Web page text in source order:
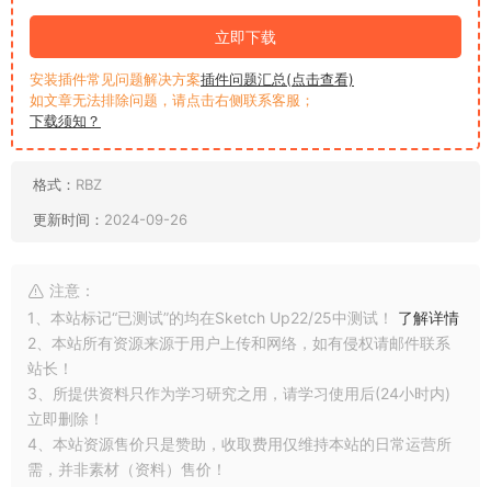
立即下载
安装插件常见问题解决方案插件问题汇总(点击查看)
如文章无法排除问题，请点击右侧联系客服；
下载须知？
格式： RBZ
更新时间： 2024-09-26
注意：
1、本站标记“已测试”的均在Sketch Up22/25中测试！ 了解详情
2、本站所有资源来源于用户上传和网络，如有侵权请邮件联系
站长！
3、所提供资料只作为学习研究之用，请学习使用后(24小时内)
立即删除！
4、本站资源售价只是赞助，收取费用仅维持本站的日常运营所
需，并非素材（资料）售价！